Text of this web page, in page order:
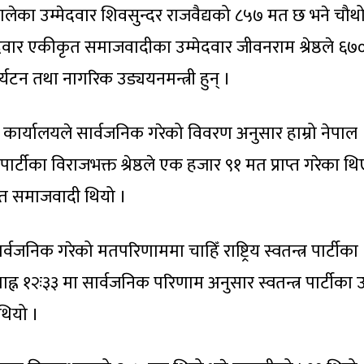
उम्मेदवार शिवसुन्दर राजवैद्यको ८५७ मत छ भने
एकीकृत समाजवादीका उम्मेदवार जीवनराम श्रेष्ठले
तथा नागरिक उड्ययनमन्त्री हुन् ।
सार्वजनिक गरेको विवरण अनुसार हाम्रो नेपाल
विराजभक्त श्रेष्ठले एक हजार ९१ मत प्राप्त गरेका
थियो ।
गरेको मतपरिणाममा चाहिँ राष्ट्रिय स्वतन्त्र पार्टीका
१२ः३३ मा सार्वजनिक परिणाम अनुसार स्वतन्त्र
।